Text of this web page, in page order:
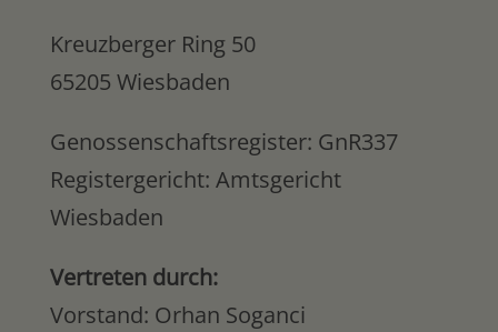
Kreuzberger Ring 50
65205 Wiesbaden
Genossenschaftsregister: GnR337
Registergericht: Amtsgericht
Wiesbaden
Vertreten durch:
Vorstand: Orhan Soganci